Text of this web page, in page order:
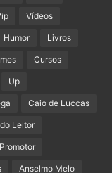
Vídeos
Humor Livros
Cursos
Up
Caio de Luccas
Leitor
Promotor
Anselmo Melo